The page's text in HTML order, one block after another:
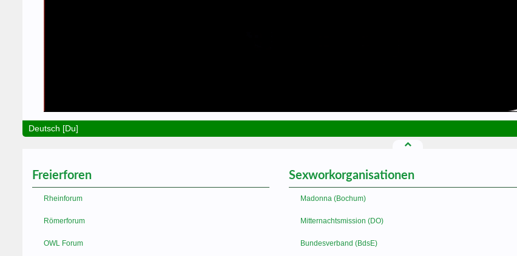
Deutsch [Du]
Freierforen
Rheinforum
Römerforum
OWL Forum
Sexworkorganisationen
Madonna (Bochum)
Mitternachtsmission (DO)
Bundesverband (BdsE)